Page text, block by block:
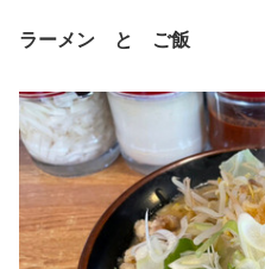
ラーメン と ご飯